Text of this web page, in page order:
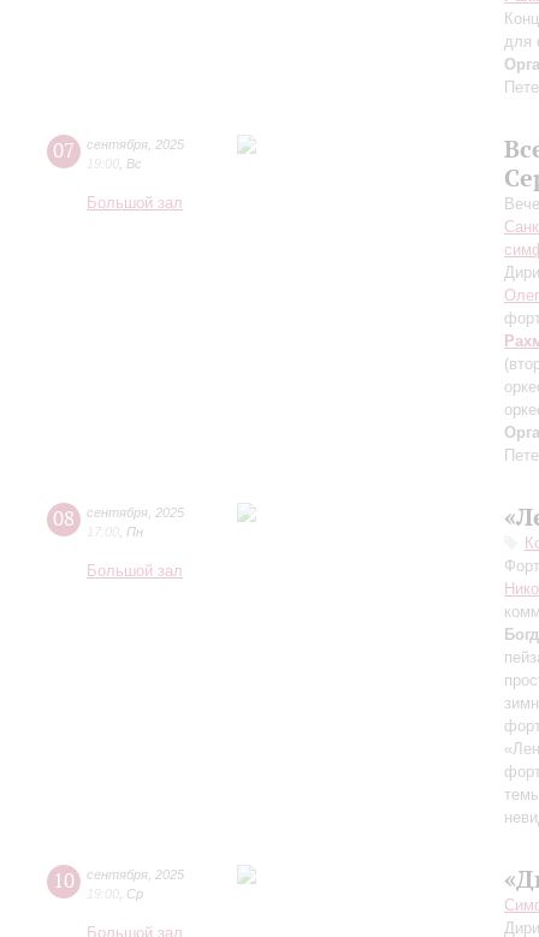
для
07 сентября 2025
19:00 Вс
Большой зал
08 сентября 2025
17:00 Пн
Большой зал
10 сентября 2025
19:00 Ср
Большой зал